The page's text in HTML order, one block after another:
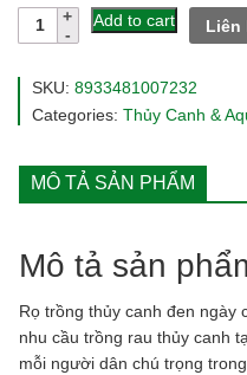
customer
ratings
Rọ
thủy
kích
65x65
quantity
Add to cart Liên
SKU: 8933481007232
Categories: Thủy Canh &
MÔ TẢ SẢN PHẨM
Mô tả sản
Rọ trồng thủy canh đen
nhu cầu trồng rau thủy canh
mỗi người dân chú trọng